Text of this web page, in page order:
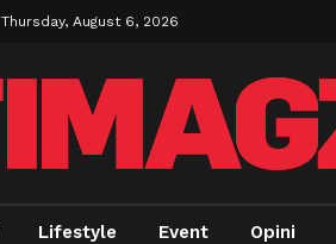
Thursday, August 6, 2026
Lifestyle Event Opini